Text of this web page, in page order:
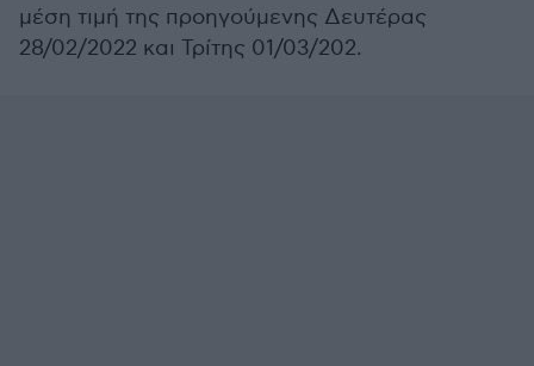
μέση τιμή της προηγούμενης Δευτέρας
28/02/2022 και Τρίτης 01/03/202.